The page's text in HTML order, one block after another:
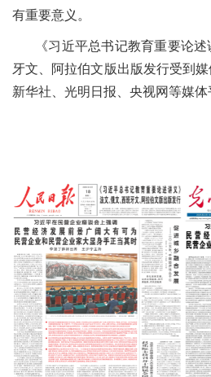
有重要意义。
《习近平总书记教育重要论
牙文、阿拉伯文版出版发行受到媒
新华社、光明日报、央视网等媒体